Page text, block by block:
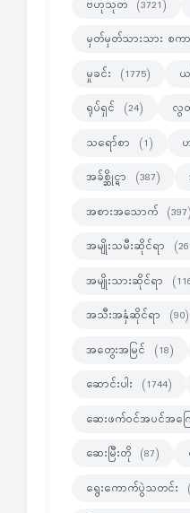
ဗဟုသုတ (3721)
မှတ်မှတ်သားသား စကား
မှုခင်း (1775) ယ
ရုပ်ရှင် (24) လွ
သရော်စာ (1)
အခ်စ္ဆိုင္ရာ (387)
အစားအသောက် (397)
အမျိုးသမီးဆိုင်ရာ
အမျိုးသားဆိုင်ရာ
အသီးအနှံဆိုင်ရာ (90)
အတွေးအမြင် (18)
ဆောင်းပါး (1744)
ဆေးဖက်ဝင်အပင်အကြ
ဆေးမြီးတို (87)
ရွေးကောက်ပွဲသတင်း